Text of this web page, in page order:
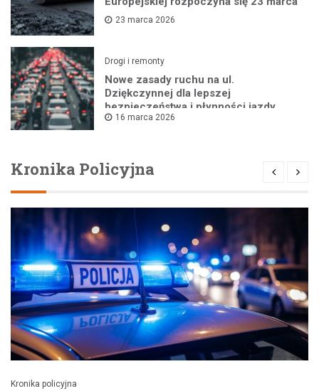
23 marca 2026
Drogi i remonty
Nowe zasady ruchu na ul.
Dziękczynnej dla lepszej
bezpieczeństwa i płynności jazdy
16 marca 2026
Kronika Policyjna
Kronika policyjna